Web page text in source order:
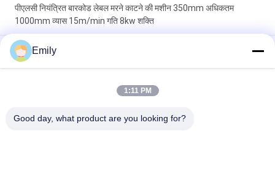
पीएलसी नियंत्रित बारकोड लेबल मरने काटने की मशीन 350mm अधिकतम
1000mm व्यास 15m/min गति 8kw शक्ति
उच्च परिशुद्धता और दक्षता के लिए 400m/min मैक्स स्पीड डाई कटिंग स्टिकर लेबल
निर्माता
पीएलसी नियंत्रण के साथ मैक्स रिवाइंडिंग व्यास 1000 मिमी बारकोड लेबल मरने
Emily
1:11 PM
Good day, what product are you looking for?